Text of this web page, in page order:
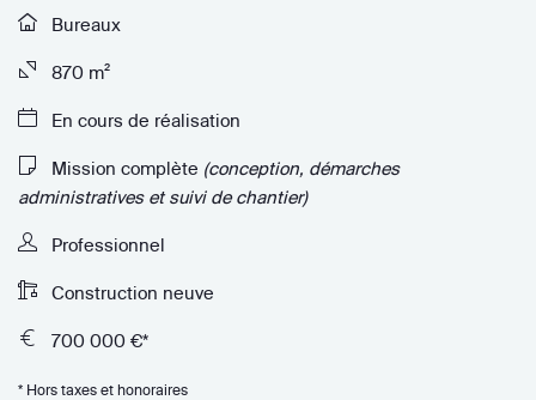
Bureaux
870 m²
En cours de réalisation
Mission complète (conception, démarches
administratives et suivi de chantier)
Professionnel
Construction neuve
700 000 €*
* Hors taxes et honoraires